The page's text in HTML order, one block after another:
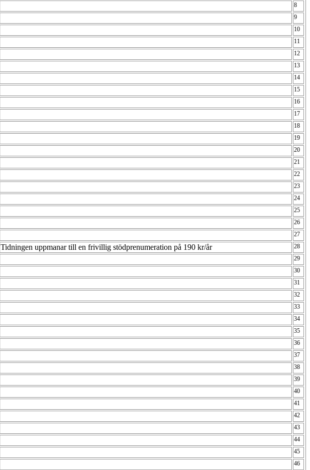
8
9
10
11
12
13
14
15
16
17
18
19
20
21
22
23
24
25
26
27
Tidningen uppmanar till en frivillig stödprenumeration på 190 kr/år 28
29
30
31
32
33
34
35
36
37
38
39
40
41
42
43
44
45
46